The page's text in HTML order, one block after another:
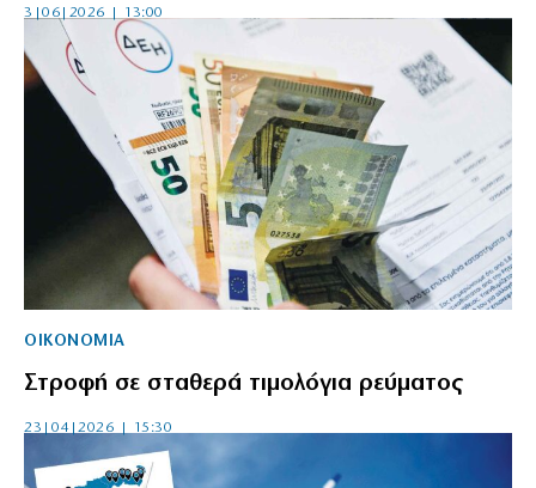
3|06|2026 | 13:00
ΟΙΚΟΝΟΜΙΑ
Στροφή σε σταθερά τιμολόγια ρεύματος
23|04|2026 | 15:30